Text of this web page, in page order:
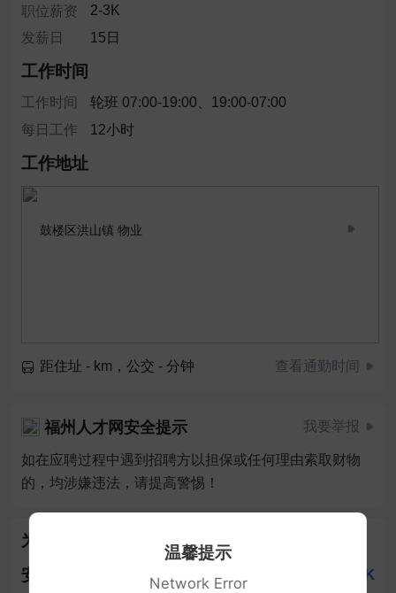
职位薪资
2-3K
发薪日
15日
工作时间
工作时间
轮班 07:00-19:00、19:00-07:00
每日工作
12小时
工作地址
鼓楼区洪山镇 物业
距住址 - km，公交 - 分钟 查看通勤时间
福州人才网安全提示 我要举报
如在应聘过程中遇到招聘方以担保或任何理由索取财物
的，均涉嫌违法，请提高警惕！
为你推荐
安防员/保安 5-6K
温馨提示
Network Error